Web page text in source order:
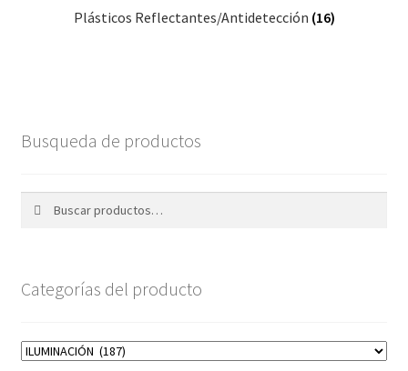
Plásticos Reflectantes/Antidetección (16)
Busqueda de productos
Categorías del producto